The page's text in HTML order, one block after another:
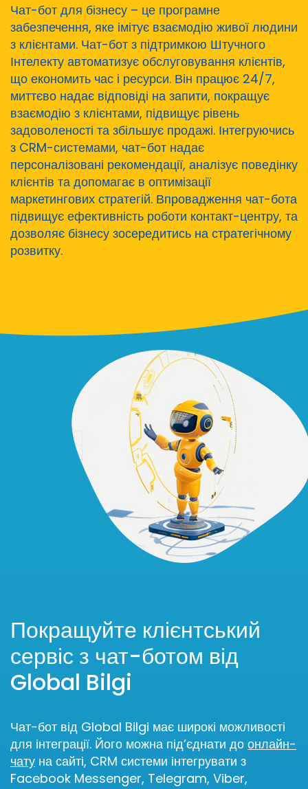
Чат-бот для бізнесу – це програмне
забезпечення, яке імітує взаємодію живої людини
з клієнтами. Чат-бот з підтримкою Штучного
Інтелекту автоматизує обслуговування клієнтів,
що економить час і ресурси. Він працює 24/7,
миттєво надає відповіді на запити, покращує
взаємодію з клієнтами, підвищує рівень
задоволеності та збільшує продажі. Інтегруючись
з CRM-системами, чат-бот надає
персоналізовані рекомендації, аналізує поведінку
клієнтів та допомагає в оптимізації
маркетингових стратегій. Впровадження чат-бота
підвищує ефективність роботи контакт-центру, та
дозволяє бізнесу зосередитись на стратегічному
розвитку.
Покращуйте клієнтський
сервіс з чат-ботом від
Global Bilgi
Чат-бот від Global Bilgi має широкі можливості
для інтеграції. Його можна під’єднати до онлайн-
чату на сайті, CRM системи інтегрувати з
Facebook Messenger, Telegram, Viber,